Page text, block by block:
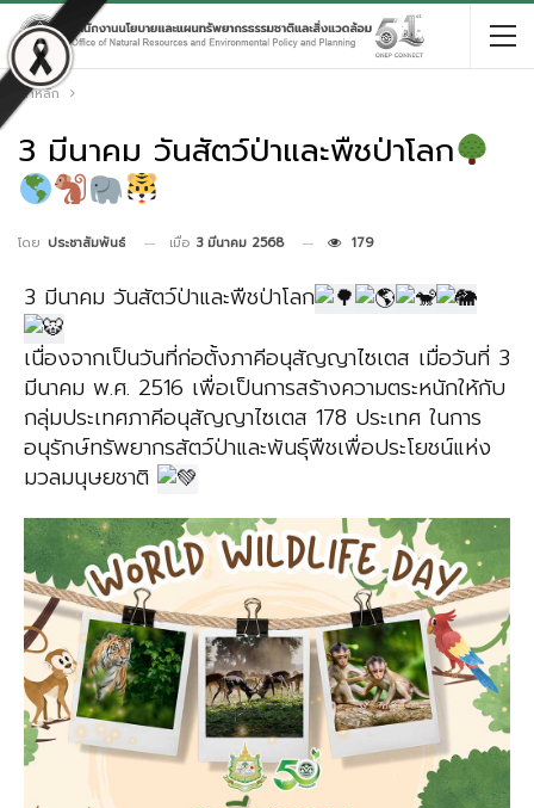
หน้าหลัก
3 มีนาคม วันสัตว์ป่าและพืชป่าโลก
โดย ประชาสัมพันธ์ เมื่อ 3 มีนาคม 2568 179
3 มีนาคม วันสัตว์ป่าและพืชป่าโลก
เนื่องจากเป็นวันที่ก่อตั้งภาคีอนุสัญญาไซเตส เมื่อวันที่ 3
มีนาคม พ.ศ. 2516 เพื่อเป็นการสร้างความตระหนักให้กับ
กลุ่มประเทศภาคีอนุสัญญาไซเตส 178 ประเทศ ในการ
อนุรักษ์ทรัพยากรสัตว์ป่าและพันธุ์พืชเพื่อประโยชน์แห่ง
มวลมนุษยชาติ